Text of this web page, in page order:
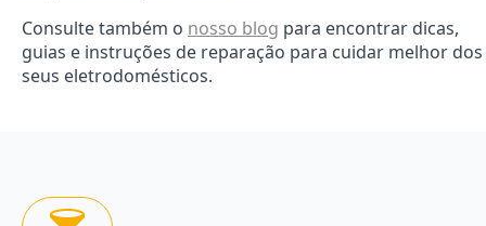
Consulte também o nosso blog para encontrar dicas,
guias e instruções de reparação para cuidar melhor dos
seus eletrodomésticos.